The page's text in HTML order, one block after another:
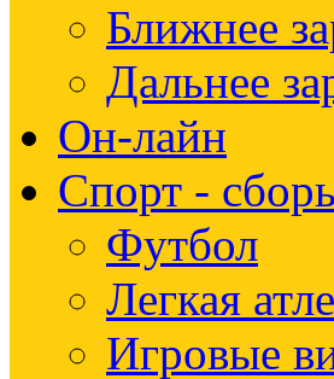
Ближнее
Дальнее
Он-лайн
Спорт -
Футбол
Легкая
Игровые